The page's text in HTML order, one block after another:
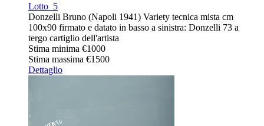
Lotto 5
Donzelli Bruno (Napoli 1941) Variety tecnica mista cm
100x90 firmato e datato in basso a sinistra: Donzelli 73 a
tergo cartiglio dell'artista
Stima minima €1000
Stima massima €1500
Dettaglio